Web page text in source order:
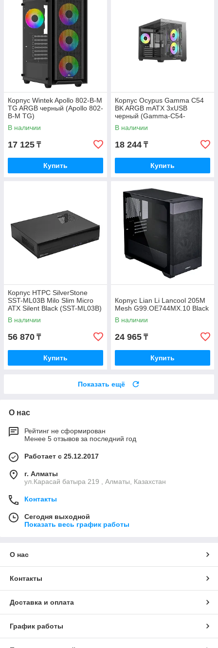
Корпус Wintek Apollo 802-B-M
TG ARGB черный (Apollo 802-
B-M TG)
В наличии
17 125 ₸
Купить
Корпус Ocypus Gamma C54
BK ARGB mATX 3xUSB
черный (Gamma-C54-
BKD300XX-GL)
В наличии
18 244 ₸
Купить
Корпус HTPC SilverStone
SST-ML03B Milo Slim Micro
ATX Silent Black (SST-ML03B)
В наличии
56 870 ₸
Купить
Корпус Lian Li Lancool 205M
Mesh G99.OE744MX.10 Black
В наличии
24 965 ₸
Купить
Показать ещё
О нас
Рейтинг не сформирован
Менее 5 отзывов за последний год
Работает с 25.12.2017
г. Алматы
ул.Карасай батыра 219 , Алматы, Казахстан
Контакты
Сегодня выходной
Показать весь график работы
О нас
Контакты
Доставка и оплата
График работы